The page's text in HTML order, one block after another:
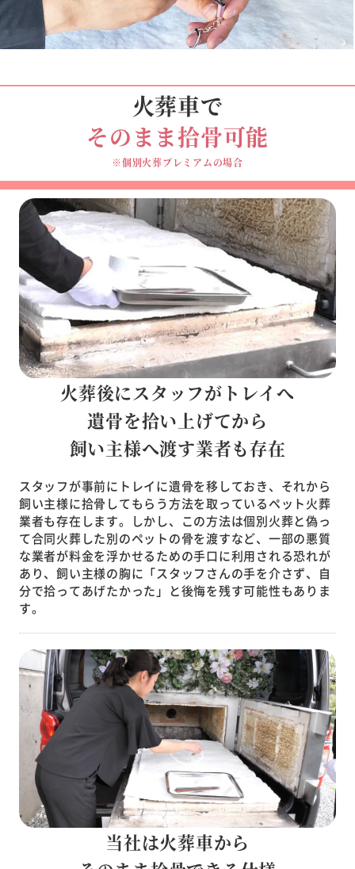
火葬車で
そのまま拾骨可能
※個別火葬プレミアムの場合
火葬後にスタッフがトレイへ
遺骨を拾い上げてから
飼い主様へ渡す業者も存在
スタッフが事前にトレイに遺骨を移しておき、それから
飼い主様に拾骨してもらう方法を取っているペット火葬
業者も存在します。しかし、この方法は個別火葬と偽っ
て合同火葬した別のペットの骨を渡すなど、一部の悪質
な業者が料金を浮かせるための手口に利用される恐れが
あり、飼い主様の胸に「スタッフさんの手を介さず、自
分で拾ってあげたかった」と後悔を残す可能性もありま
す。
当社は火葬車から